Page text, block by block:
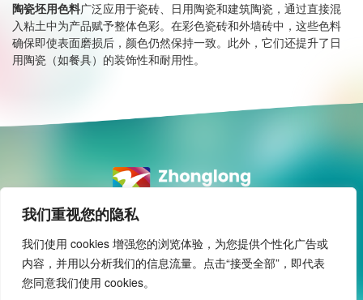
我们重视您的隐私
我们使用 cookies 增强您的浏览体验，为您提供个性化广告或
内容，并用以分析我们的信息流量。点击“接受全部”，即代表
您同意我们使用 cookies。
陶瓷坯用色料广泛应用于瓷砖、日用陶瓷和建筑陶瓷，通过直接混
入粘土中为产品赋予整体色彩。在彩色瓷砖和外墙砖中，这些色料
确保即使表面磨损后，颜色仍然保持一致。此外，它们还提升了日
用陶瓷（如餐具）的装饰性和耐用性。
专注颜料制造
专业成就
© 2024 中隆材料有限公司 保留所有权利